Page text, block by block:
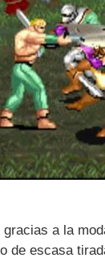
a la
de escasa